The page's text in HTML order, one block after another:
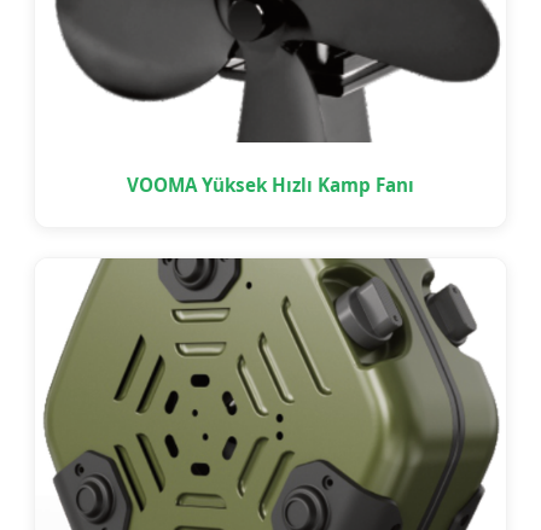
VOOMA Yüksek Hızlı Kamp Fanı